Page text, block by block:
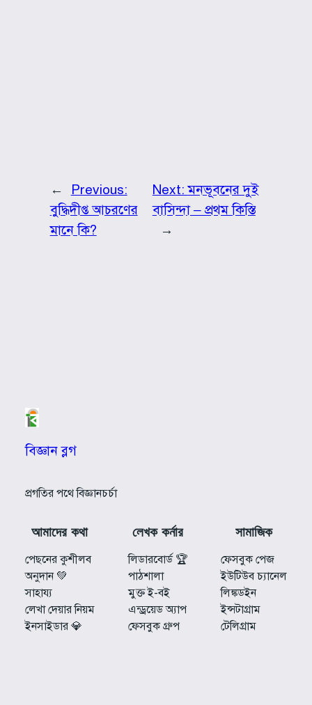
←
Previous:
বুদ্ধিদীপ্ত আচরণের
মানে কি?
Next:মনভূবনের দুই
বাসিন্দা – প্রথম কিস্তি
→
বিজ্ঞান ব্লগ
প্রগতির পথে বিজ্ঞানচর্চা
আমাদের কথা
পেছনের কুশীলব
অনুদান 💚
সাহায্য
লেখা দেয়ার নিয়ম
ইনসাইডার 💎
লেখক কর্নার
লিডারবোর্ড 🏆
পাঠশালা
মুক্ত ই-বই
এন্ড্রয়েড অ্যাপ
ফেসবুক গ্রুপ
সামাজিক
ফেসবুক পেজ
ইউটিউব চ্যানেল
লিঙ্কডইন
ইন্সটাগ্রাম
টেলিগ্রাম